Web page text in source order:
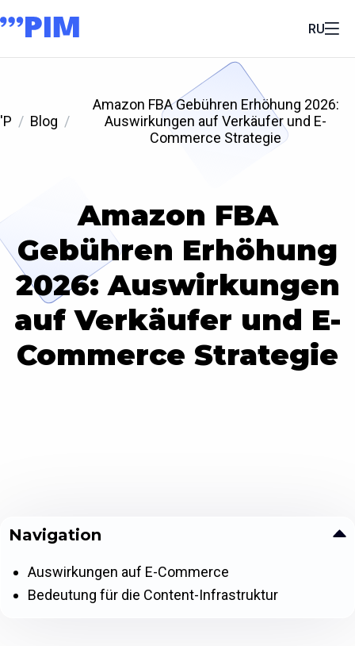
RU
'P Blog
Amazon FBA Gebühren Erhöhung 2026:
Auswirkungen auf Verkäufer und E-
Commerce Strategie
Amazon FBA
Gebühren Erhöhung
2026: Auswirkungen
auf Verkäufer und E-
Commerce Strategie
Navigation
Auswirkungen auf E-Commerce
Bedeutung für die Content-Infrastruktur